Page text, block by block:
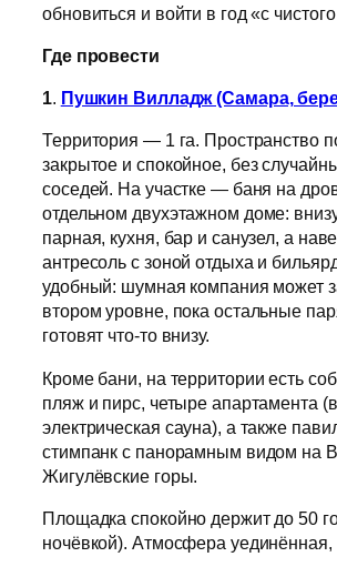
обновиться и войти в год «с
Где провести
1. Пушкин Вилладж (Самара,
Территория — 1 га. Пространство
закрытое и спокойное, без
соседей. На участке — баня на
отдельном двухэтажном доме:
парная, кухня, бар и санузел, а
антресоль с зоной отдыха и
удобный: шумная компания может
втором уровне, пока остальные
готовят что-то внизу.
Кроме бани, на территории есть
пляж и пирс, четыре апартамента
электрическая сауна), а также
стимпанк с панорамным видом на
Жигулёвские горы.
Площадка спокойно держит до 50
ночёвкой). Атмосфера уединённая,